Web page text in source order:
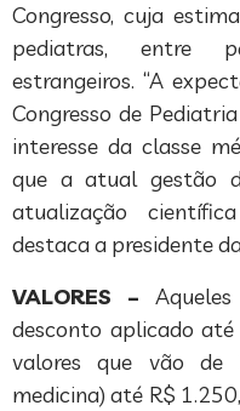
Congresso, cuja
pediatras, entre
estrangeiros. “A
Congresso de
interesse da classe
que a atual gestão
atualização
destaca a presidente
VALORES –
desconto aplicado
valores que vão de
medicina) até R$